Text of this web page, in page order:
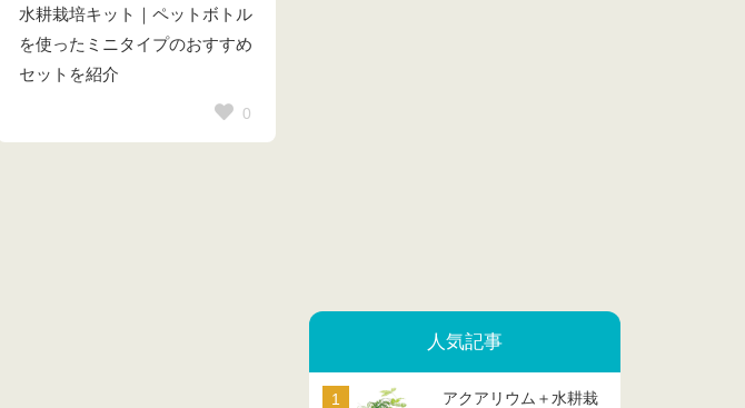
水耕栽培キット｜ペットボトル
を使ったミニタイプのおすすめ
セットを紹介
0
人気記事
アクアリウム＋水耕栽